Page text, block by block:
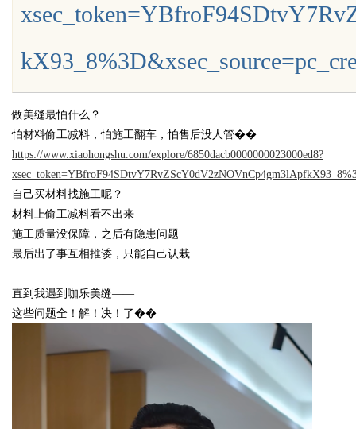
!
Bo
做美缝最怕什么？
怕材料偷工减料，怕施工翻车，怕售后没人管��
https://www.xiaohongshu.com/explore/6850dacb0000000023000ed8?
自己买材料找施工呢？
材料上偷工减料看不出来
施工质量没保障，之后有隐患问题
最后出了事互相推诿，只能自己认栽
直到我遇到咖乐美缝——
这些问题全！解！决！了��